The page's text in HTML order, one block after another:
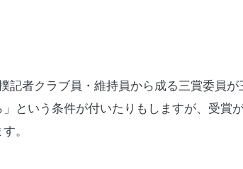
記者クラブ員・維持員から成る三賞委員
という条件が付いたりもしますが、受賞
。